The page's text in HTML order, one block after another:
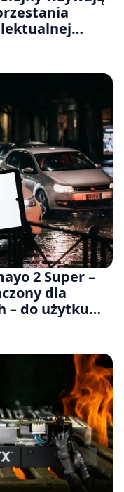
2 Super –
dla
– do użytku